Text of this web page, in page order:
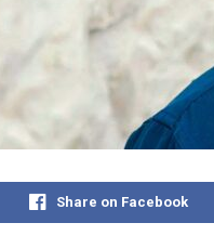
Share on Facebook